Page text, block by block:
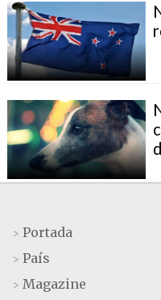
> Portada
> País
> Magazine